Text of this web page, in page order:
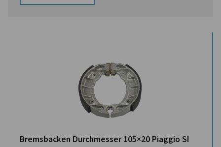
Bremsbacken Durchmesser 105×20 Piaggio SI